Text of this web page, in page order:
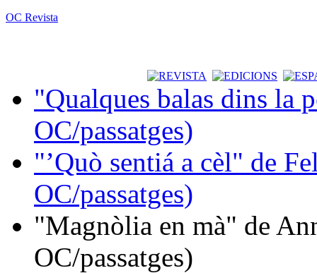
OC Revista
"Qualques balas dins la
OC/passatges)
"’Quò sentiá a cèl" de
OC/passatges)
"Magnòlia en mà" de
OC/passatges)